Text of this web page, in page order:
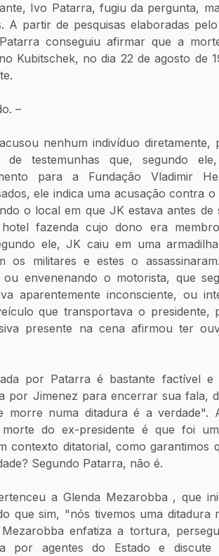
Ivo Patarra, fugiu da pergunta,
A partir de pesquisas elaboradas
conseguiu afirmar que a
Kubitschek, no dia 22 de agosto de
–
nenhum indivíduo diretamente,
testemunhas que, segundo ele,
para a Fundação Vladimir
ele indica uma acusação contra o
o local em que JK estava antes de
fazenda cujo dono era
ele, JK caiu em uma
os militares e estes o
ou envenenando o motorista, que
aparentemente inconsciente, ou
que transportava o presidente,
presente na cena afirmou ter
por Patarra é bastante factível e
por Jimenez para encerrar sua fala,
morre numa ditadura é a verdade".
do ex-presidente é que foi
contexto ditatorial, como garantimos
Segundo Patarra, não é.
a Glenda Mezarobba , que
que sim, "nós tivemos uma ditadura
enfatiza a tortura,
por agentes do Estado e